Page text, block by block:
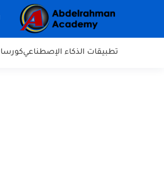
تطبيقات الذكاء الإصطناعي